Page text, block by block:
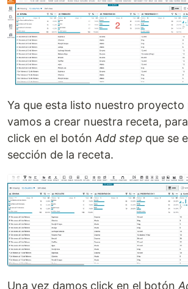
Ya que esta listo nuestro
vamos a crear nuestra receta,
click en el botón Add step que se
sección de la receta.
Una vez damos click en el botón